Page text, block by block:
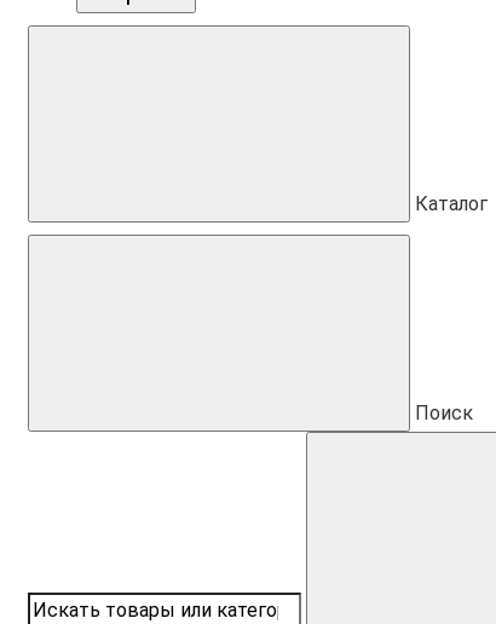
Каталог
Поиск